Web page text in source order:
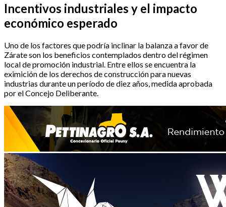
Incentivos industriales y el impacto
económico esperado
Uno de los factores que podría inclinar la balanza a favor de
Zárate son los beneficios contemplados dentro del régimen
local de promoción industrial. Entre ellos se encuentra la
eximición de los derechos de construcción para nuevas
industrias durante un período de diez años, medida aprobada
por el Concejo Deliberante.